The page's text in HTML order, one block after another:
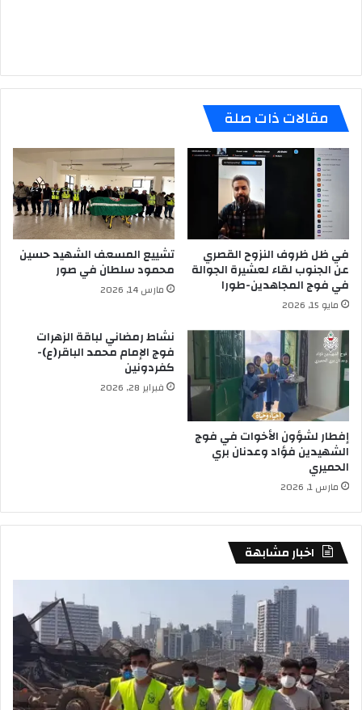
مقالات ذات صلة
في ظل ظروف النزوح القصري
عن الجنوب لقاء لعشيرة الجوالة
في فوج المجاهدين-طورا
مايو 15, 2026
تشييع المسعف الشهيد حسين
محمود سلطان في صور
مارس 14, 2026
إفطار لشؤون الأخوات في فوج
الشهيدين فؤاد وعدنان بري
الحميري
مارس 1, 2026
نشاط رمضاني لباقة الزهرات
فوج الإمام محمد الباقر(ع)-
كفردونين
فبراير 28, 2026
اخبار مشابهة